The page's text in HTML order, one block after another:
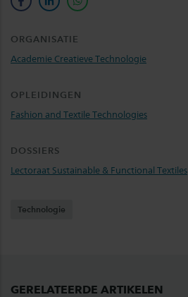
facebooklinkedinwhatsapp
ORGANISATIE
Academie Creatieve Technologie
OPLEIDINGEN
Fashion and Textile Technologies
DOSSIERS
Lectoraat Sustainable & Functional Textiles
Technologie
GERELATEERDE ARTIKELEN